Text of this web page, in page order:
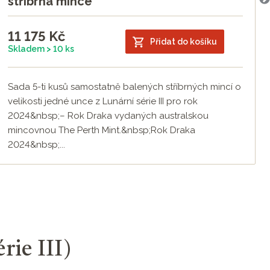
11 175 Kč
Skladem > 10 ks
Přidat do košíku
Sada 5-ti kusů samostatně balených stříbrných mincí o
velikosti jedné unce z Lunární série III pro rok
2024&nbsp;– Rok Draka vydaných australskou
mincovnou The Perth Mint.&nbsp;Rok Draka
2024&nbsp;...
III)